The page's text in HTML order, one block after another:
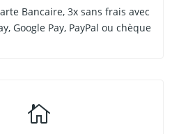
Bancaire, 3x sans frais avec
Google Pay, PayPal ou chèque
